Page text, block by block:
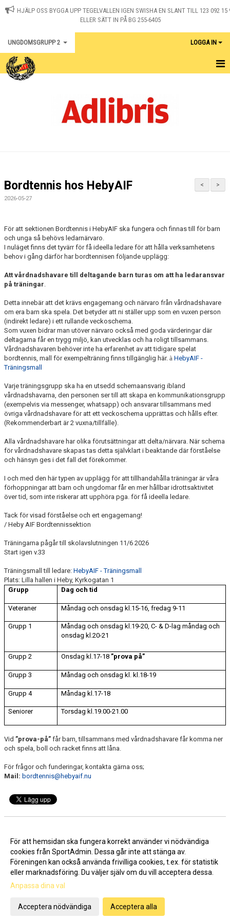
HJÄLP OSS BYGGA UPP TEGELVALLEN IGEN SWISHA EN SLANT TILL 123 092 15
ELLER SÄTT IN PÅ BG 255-6405
UNGDOMSGRUPP 2 LOGGA IN
>
<
Bordtennis hos HebyAIF
2026-05-27
För att sektionen Bordtennis i HebyAIF ska fungera och finnas till för barn
och unga så behövs ledarnärvaro.
I nuläget finns det tyvärr för få ideella ledare för att hålla verksamhetens
behov i gång därför har bordtennisen följande upplägg:
Att vårdnadshavare till deltagande barn turas om att ha ledaransvar
på träningar.
Detta innebär att det krävs engagemang och närvaro från vårdnadshavare
om era barn ska spela. Det betyder att ni ställer upp som en vuxen person
(indirekt ledare) i ett rullande veckoschema.
Som vuxen bidrar man utöver närvaro också med goda värderingar där
deltagarna får en trygg miljö, kan utvecklas och ha roligt tillsammans.
Vårdnadshavaren behöver inte ha erfarenhet av att tidigare spelat
bordtennis, mall för exempelträning finns tillgänglig här. à HebyAIF -
Träningsmall
Varje träningsgrupp ska ha en utsedd schemaansvarig ibland
vårdnadshavarna, den personen ser till att skapa en kommunikationsgrupp
(exempelvis via messenger, whatsapp) och ansvarar tillsammans med
övriga vårdnadshavare för att ett veckoschema upprättas och hålls efter.
(Rekommenderbart är 2 vuxna/tillfälle).
Alla vårdnadshavare har olika förutsättningar att delta/närvara. När schema
för vårdnadshavare skapas tas detta självklart i beaktande där förståelse
och hänsyn ges i det fall det förekommer.
I och med den här typen av upplägg för att tillhandahålla träningar är våra
förhoppningar att barn och ungdomar får en mer hållbar idrottsaktivitet
över tid, som inte riskerar att upphöra pga. för få ideella ledare.
Tack för visad förståelse och ert engagemang!
/ Heby AIF Bordtennissektion
Träningarna pågår till skolavslutningen 11/6 2026
Start igen v.33
Träningsmall till ledare: HebyAIF - Träningsmall
Plats: Lilla hallen i Heby, Kyrkogatan 1
Grupp
Dag och tid
Veteraner Måndag och onsdag kl.15-16, fredag 9-11
Grupp 1
Måndag och onsdag kl.19-20, C- & D-lag måndag och
onsdag kl.20-21
Grupp 2 Onsdag kl.17-18”prova på”
Grupp 3 Måndag och onsdag kl. kl.18-19
Grupp 4 Måndag kl.17-18
Seniorer Torsdag kl.19.00-21.00
Vid ”prova-på” får barn, tillsammans med vårdnadshavare får komma ner
och spela, boll och racket finns att låna.
För frågor och funderingar, kontakta gärna oss;
Mail: bordtennis@hebyaif.nu
Nyhetsarkiv
Bordtennis hos HebyAIF
Gå till Webbversion
För att hemsidan ska fungera korrekt använder vi nödvändiga
cookies från SportAdmin. Dessa går inte att stänga av.
Föreningen kan också använda frivilliga cookies, t.ex. för statistik
eller marknadsföring. Du väljer själv om du vill acceptera dessa.
Anpassa dina val
Acceptera nödvändiga Acceptera alla